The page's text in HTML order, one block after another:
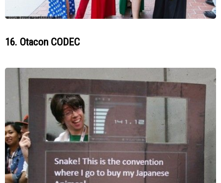
16. Otacon CODEC